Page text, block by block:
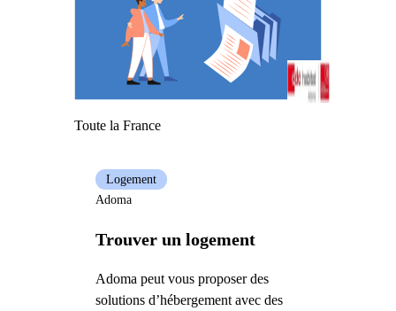
Toute la France
Trouver un logement
Adoma peut vous proposer des
solutions d’hébergement avec des
Logement
Adoma